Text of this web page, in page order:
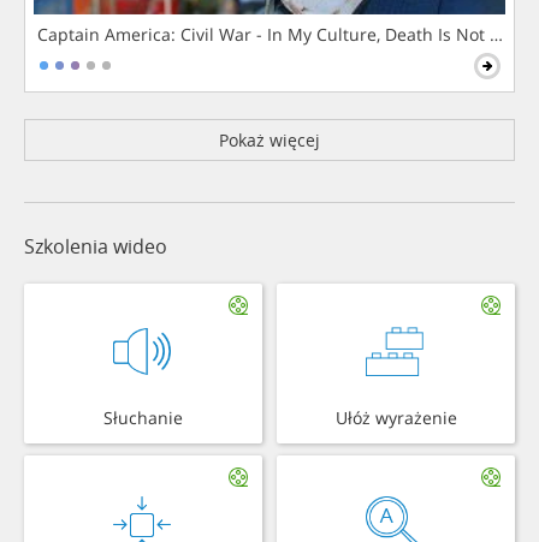
Captain America: Civil War - In My Culture, Death Is Not The
Pokaż więcej
Szkolenia wideo
Słuchanie Ułóż wyrażenie